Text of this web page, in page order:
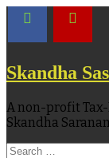
Skandha
A non-profit
Skandha